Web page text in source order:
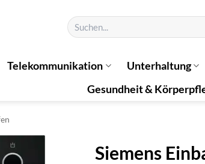
Suchen
nach:
Telekommunikation Unterhaltung
Gesundheit &
Siemens